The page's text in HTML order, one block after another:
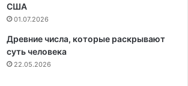
США
01.07.2026
Древние числа, которые раскрывают
суть человека
22.05.2026